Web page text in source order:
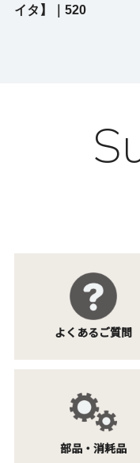
イタ】｜520
よくあるご質問
部品・消耗品